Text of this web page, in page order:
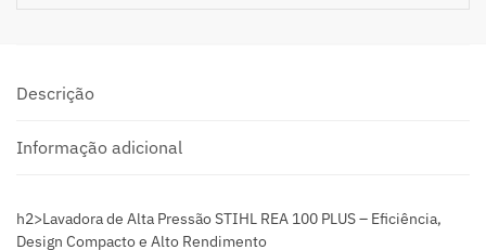
Descrição
Informação adicional
h2>Lavadora de Alta Pressão STIHL REA 100 PLUS – Eficiência,
Design Compacto e Alto Rendimento